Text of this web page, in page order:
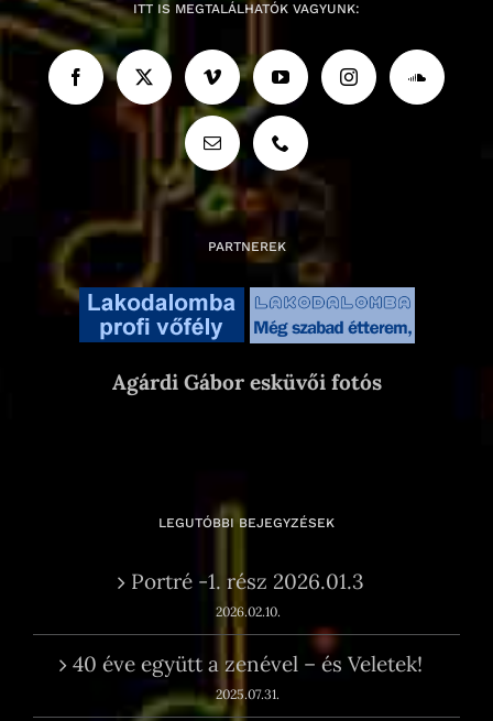
ITT IS MEGTALÁLHATÓK VAGYUNK:
PARTNEREK
Agárdi Gábor esküvői fotós
LEGUTÓBBI BEJEGYZÉSEK
Portré -1. rész 2026.01.3
2026.02.10.
40 éve együtt a zenével – és Veletek!
2025.07.31.